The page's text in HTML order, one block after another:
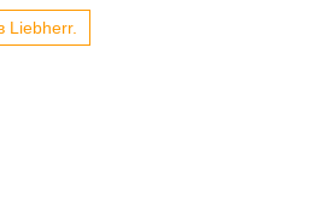
Liebherr.